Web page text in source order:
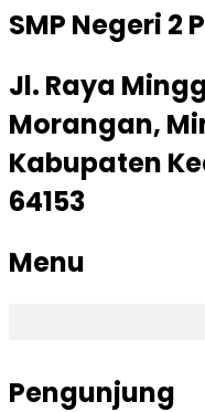
SMP Negeri 2
Jl. Raya
Morangan,
Kabupaten
64153
Menu
Pengunjung